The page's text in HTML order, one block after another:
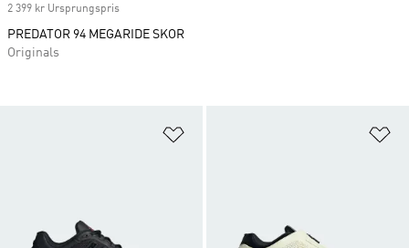
2 399 kr Ursprungspris
PREDATOR 94 MEGARIDE SKOR
Originals